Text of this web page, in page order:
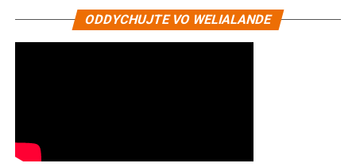
ODDYCHUJTE VO WELIALANDE